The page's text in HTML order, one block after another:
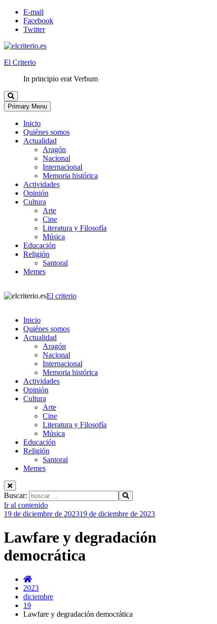
E-mail
Facebook
Twitter
El Criterio
In principio erat Verbum
Primary Menu
Inicio
Quiénes somos
Actualidad
Aragón
Nacional
Internacional
Memoria histórica
Actividades
Opinión
Cultura
Arte
Cine
Literatura y Filosofía
Música
Educación
Religión
Santoral
Memes
El criterio
Inicio
Quiénes somos
Actualidad
Aragón
Nacional
Internacional
Memoria histórica
Actividades
Opinión
Cultura
Arte
Cine
Literatura y Filosofía
Música
Educación
Religión
Santoral
Memes
Buscar:
Ir al contenido
19 de diciembre de 202319 de diciembre de 2023
Lawfare y degradación
democrática
2023
diciembre
19
Lawfare y degradación democrática